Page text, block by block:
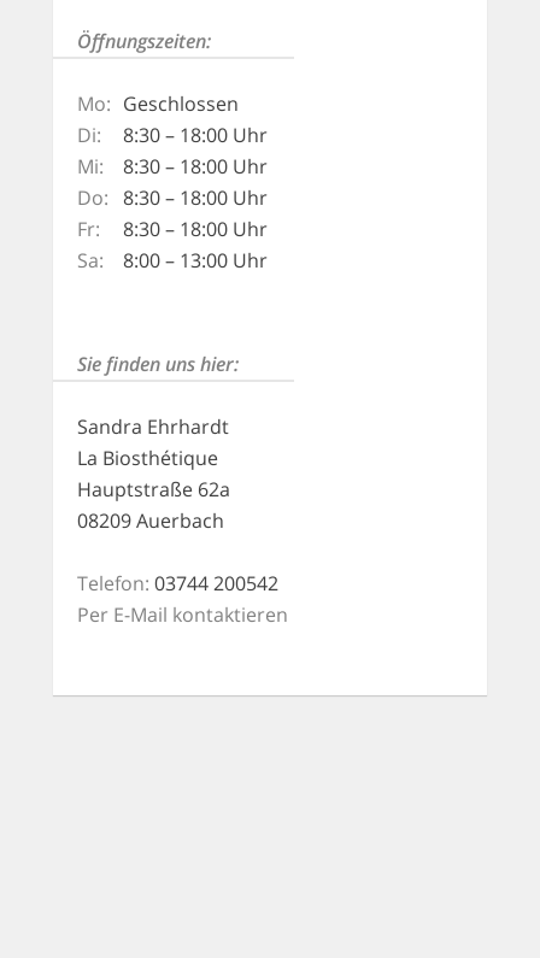
Öffnungszeiten:
Mo: Geschlossen
Di:
8:30 – 18:00 Uhr
Mi:
8:30 – 18:00 Uhr
Do:
8:30 – 18:00 Uhr
Fr:
8:30 – 18:00 Uhr
Sa:
8:00 – 13:00 Uhr
Sie finden uns hier:
Sandra Ehrhardt
La Biosthétique
Hauptstraße 62a
08209 Auerbach
Telefon: 03744 200542
Per E-Mail kontaktieren